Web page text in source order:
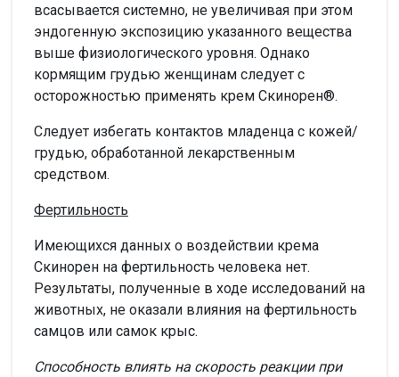
всасывается системно, не увеличивая при этом
эндогенную экспозицию указанного вещества
выше физиологического уровня. Однако
кормящим грудью женщинам следует с
осторожностью применять крем Скинорен®.
Следует избегать контактов младенца с кожей/
грудью, обработанной лекарственным
средством.
Фертильность
Имеющихся данных о воздействии крема
Скинорен на фертильность человека нет.
Результаты, полученные в ходе исследований на
животных, не оказали влияния на фертильность
самцов или самок крыс.
Способность влиять на скорость реакции при